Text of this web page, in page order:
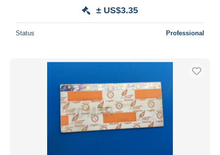
± US$3.35
Status Professional